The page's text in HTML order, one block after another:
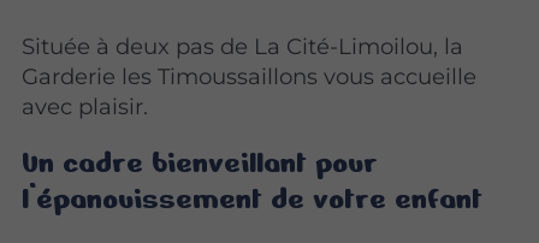
Située à deux pas de La Cité-Limoilou, la
Garderie les Timoussaillons vous accueille
avec plaisir.
Un cadre bienveillant pour
l’épanouissement de votre enfant